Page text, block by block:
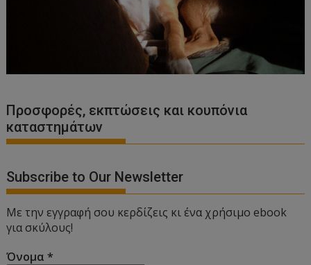
Προσφορές, εκπτώσεις και κουπόνια
καταστημάτων
Subscribe to Our Newsletter
Με την εγγραφή σου κερδίζεις κι ένα χρήσιμο ebook
για σκύλους!
Όνομα*